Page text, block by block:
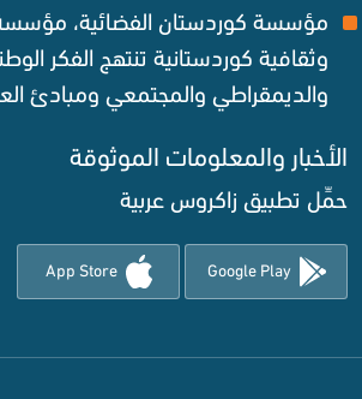
مؤسسة كوردستان الفضائية،
وثقافية كوردستانية تنتهج الفكر
والديمقراطي والمجتمعي ومبادئ
الأخبار والمعلومات الموثوقة‌
حمِّل تطبيق زاكروس عربية
Google Play
App Store